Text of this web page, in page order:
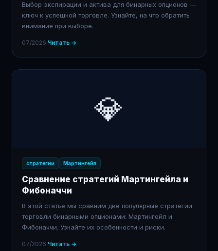
Выбор экспирации и актива для бинарных опционов —
ключ к успешной торговле. Узнайте, на что обратить
внимание при выборе.
07/2026·Читать →
💎
стратегии Мартингейл
Сравнение стратегий Мартингейла и
Фибоначчи
В этой статье мы сравним две популярные стратегии
торговли бинарными опционами: Мартингейл и
Фибоначчи. Узнайте их особенности и риски.
07/2026·Читать →